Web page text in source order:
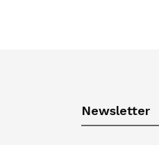
Newsletter